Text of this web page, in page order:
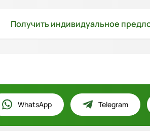
Получитьиндивидуальное
WhatsApp Telegram